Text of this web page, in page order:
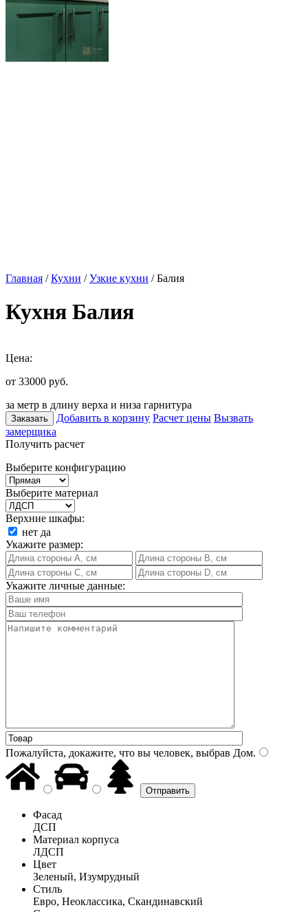
Главная /Кухни /Узкие кухни / Балия
Кухня Балия
Цена:
от 33000 руб.
за метр в длину верха и низа гарнитура
Заказать Добавить в корзину Расчет цены Вызвать
замерщика
Получить расчет
Выберите конфигурацию
Выберите материал
Верхние шкафы:
нет да
Укажите размер:
Укажите личные данные:
Пожалуйста, докажите, что вы человек, выбрав Дом.
Фасад
ДСП
Материал корпуса
ЛДСП
Цвет
Зеленый, Изумрудный
Стиль
Евро, Неоклассика, Скандинавский